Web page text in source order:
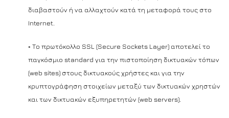
διαβαστούν ή να αλλαχτούν κατά τη μεταφορά τους στο
Internet.
◦ Το πρωτόκολλο SSL (Secure Sockets Layer) αποτελεί το
παγκόσμιο standard για την πιστοποίηση δικτυακών τόπων
(web sites) στους δικτυακούς χρήστες και για την
κρυπτογράφηση στοιχείων μεταξύ των δικτυακών χρηστών
και των δικτυακών εξυπηρετητών (web servers).